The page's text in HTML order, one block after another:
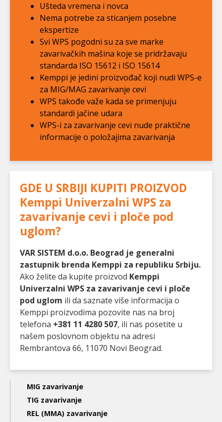
Ušteda vremena i novca
Nema potrebe za sticanjem posebne
ekspertize
Svi WPS pogodni su za sve marke
zavarivačkih mašina koje se pridržavaju
standarda ISO 15612 i ISO 15614
Kemppi je jedini proizvođač koji nudi WPS-e
za MIG/MAG zavarivanje cevi
WPS takođe važe kada se primenjuju
standardi jačine udara
WPS-i za zavarivanje cevi nude praktične
informacije o položajima zavarivanja
GDE U SRBIJI KUPITI PROIZVOD
Kemppi Univerzalni WPS za
zavarivanje cevi i ploče pod
uglom?
VAR SISTEM d.o.o. Beograd je generalni
zastupnik brenda Kemppi za republiku Srbiju.
Ako želite da kupite proizvod Kemppi
Univerzalni WPS za zavarivanje cevi i ploče
pod uglom ili da saznate više informacija o
Kemppi proizvodima pozovite nas na broj
telefona +381 11 4280 507, ili nas posetite u
našem poslovnom objektu na adresi
Rembrantova 66, 11070 Novi Beograd.
Main
navigation
MIG zavarivanje
TIG zavarivanje
REL (MMA) zavarivanje